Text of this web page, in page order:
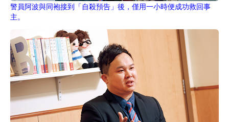
警員阿波與同袍接到「自殺預告」後，僅用一小時便成功救回事
主。